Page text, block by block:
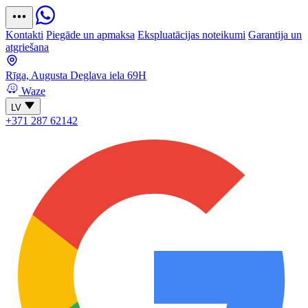
Kontakti Piegāde un apmaksa Ekspluatācijas noteikumi Garantija un
atgriešana
Rīga, Augusta Deglava iela 69H
Waze
LV
+371 287 62142